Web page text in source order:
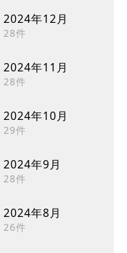
2024年12月
28件
2024年11月
28件
2024年10月
29件
2024年9月
28件
2024年8月
26件